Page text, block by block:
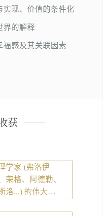
实现、价值的条件化
界的解释
福感及其关联因素
获
学家 (弗洛伊
荣格、阿德勒、
洛...) 的伟大理